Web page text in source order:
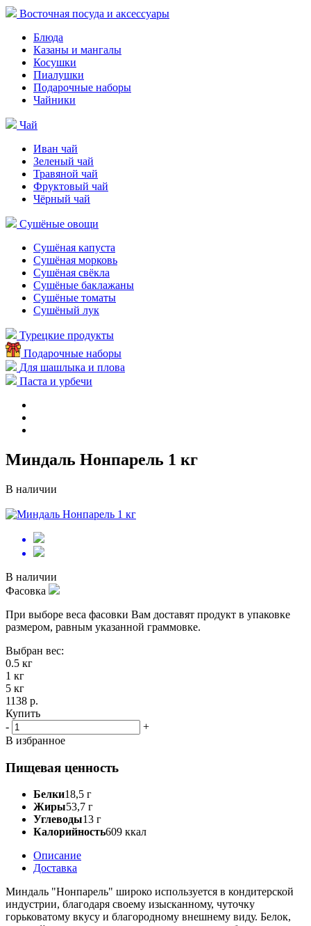
Восточная посуда и аксессуары
Блюда
Казаны и мангалы
Косушки
Пиалушки
Подарочные наборы
Чайники
Чай
Иван чай
Зеленый чай
Травяной чай
Фруктовый чай
Чёрный чай
Сушёные овощи
Сушёная капуста
Сушёная морковь
Сушёная свёкла
Сушёные баклажаны
Сушёные томаты
Сушёный лук
Турецкие продукты
Подарочные наборы
Для шашлыка и плова
Паста и урбечи
Миндаль Нонпарель 1 кг
В наличии
В наличии
Фасовка
При выборе веса фасовки Вам доставят продукт в упаковке
размером, равным указанной граммовке.
Выбран вес:
0.5 кг
1 кг
5 кг
1138 р.
Купить
-
+
В избранное
Пищевая ценность
Белки18,5 г
Жиры53,7 г
Углеводы13 г
Калорийность609 ккал
Описание
Доставка
Миндаль "Нонпарель" широко используется в кондитерской
индустрии, благодаря своему изысканному, чуточку
горьковатому вкусу и благородному внешнему виду. Белок,